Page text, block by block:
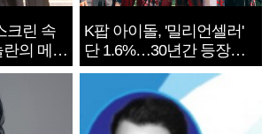
크린 속
의 메시
K팝 아이돌, '밀리언셀러'
단 1.6%…30년간 등장
1182개팀 전수조사